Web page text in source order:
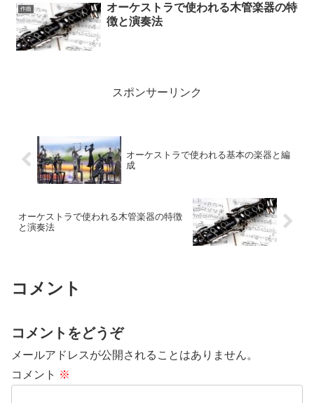
作曲
オーケストラで使われる木管楽器の特
徴と演奏法
スポンサーリンク
オーケストラで使われる基本の楽器と編
成
オーケストラで使われる木管楽器の特徴
と演奏法
コメント
コメントをどうぞ
メールアドレスが公開されることはありません。
コメント ※